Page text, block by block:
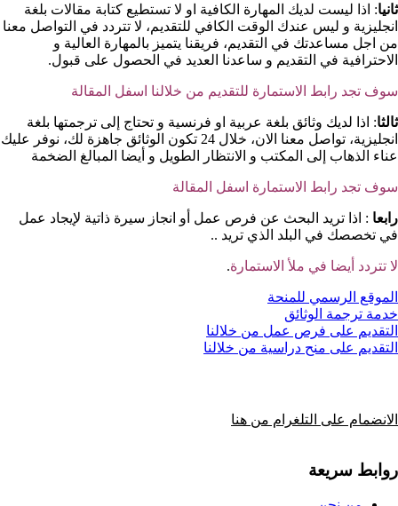
ثانيا: اذا ليست لديك المهارة الكافية او لا تستطيع كتابة مقالات بلغة
انجليزية و ليس عندك الوقت الكافي للتقديم، لا تتردد في التواصل معنا
من اجل مساعدتك في التقديم، فريقنا يتميز بالمهارة العالية و
الاحترافية في التقديم و ساعدنا العديد في الحصول على قبول.
سوف تجد رابط الاستمارة للتقديم من خلالنا اسفل المقالة
ثالثا: اذا لديك وثائق بلغة عربية او فرنسية و تحتاج إلى ترجمتها بلغة
انجليزية، تواصل معنا الان، خلال 24 تكون الوثائق جاهزة لك، نوفر عليك
عناء الذهاب إلى المكتب و الانتظار الطويل و أيضا المبالغ الضخمة
سوف تجد رابط الاستمارة اسفل المقالة
رابعا : اذا تريد البحث عن فرص عمل أو انجاز سيرة ذاتية لإيجاد عمل
في تخصصك في البلد الذي تريد ..
لا تتردد أيضا في ملأ الاستمارة.
الموقع الرسمي للمنحة
خدمة ترجمة الوثائق
التقديم على فرص عمل من خلالنا
التقديم على منح دراسية من خلالنا
الانضمام على التلغرام من هنا
روابط سريعة